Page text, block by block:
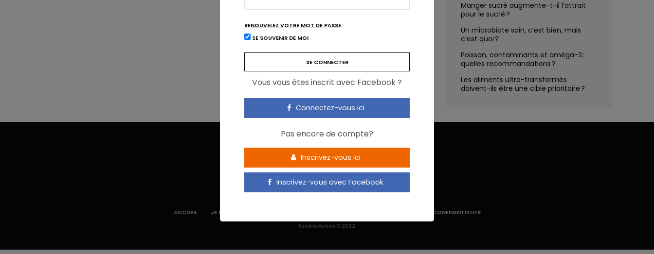
Manger sucré augmente-t-il l’attrait
pour le sucré ?
Un microbiote sain, c’est bien, mais
c’est quoi ?
Poisson, contaminants et oméga-3 :
quelles recommandations ?
Les aliments ultra-transformés
doivent-ils être une cible prioritaire ?
RENOUVELEZ VOTRE MOT DE PASSE
SE SOUVENIR DE MOI
Vous vous êtes inscrit avec Facebook ?
Connectez-vous ici
Pas encore de compte?
Inscrivez-vous ici
Inscrivez-vous avec Facebook
ACCUEIL JE M’INSCRIS POLITIQUE DE CONFIDENTIALITÉ
Food In Action © 2022